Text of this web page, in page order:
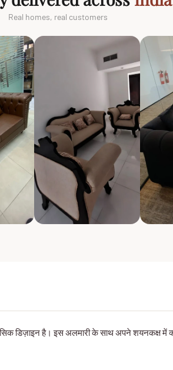
Real homes, real customers
डिज़ाइन है। इस अलमारी के साथ अपने शयनकक्ष में